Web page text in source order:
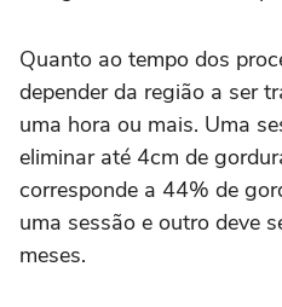
Quanto ao tempo dos
depender da região a ser
uma hora ou mais. Uma
eliminar até 4cm de
corresponde a 44% de
uma sessão e outro deve
meses.